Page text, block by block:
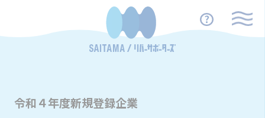
令和４年度新規登録企業